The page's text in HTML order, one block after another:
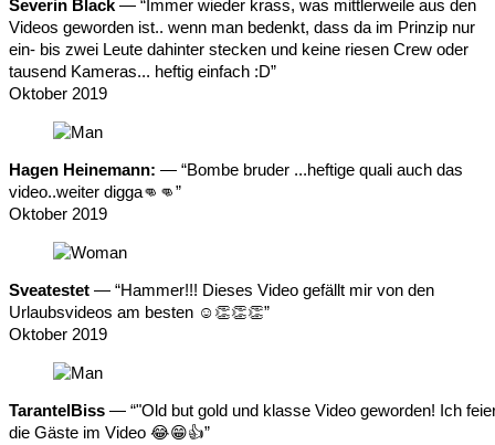
Severin Black — “Immer wieder krass, was mittlerweile aus den
Videos geworden ist.. wenn man bedenkt, dass da im Prinzip nur
ein- bis zwei Leute dahinter stecken und keine riesen Crew oder
tausend Kameras... heftig einfach :D”
Oktober 2019
Hagen Heinemann: — “Bombe bruder ...heftige quali auch das
video..weiter digga👊👊”
Oktober 2019
Sveatestet — “Hammer!!! Dieses Video gefällt mir von den
Urlaubsvideos am besten ☺️👏👏👏”
Oktober 2019
TarantelBiss — “"Old but gold und klasse Video geworden! Ich
die Gäste im Video 😂😁👍”